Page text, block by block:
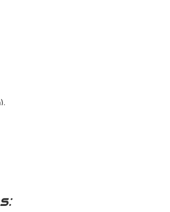
optimalen